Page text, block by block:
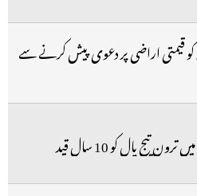
کو قیمتی اراضی پر دعوی پیش کرنے سے
پال کو 10 سال قید